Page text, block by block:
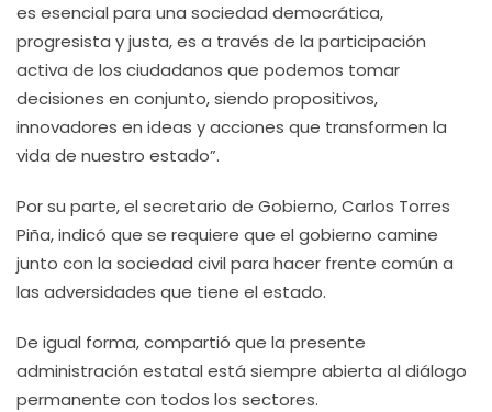
es esencial para una sociedad democrática,
progresista y justa, es a través de la participación
activa de los ciudadanos que podemos tomar
decisiones en conjunto, siendo propositivos,
innovadores en ideas y acciones que transformen la
vida de nuestro estado”.
Por su parte, el secretario de Gobierno, Carlos Torres
Piña, indicó que se requiere que el gobierno camine
junto con la sociedad civil para hacer frente común a
las adversidades que tiene el estado.
De igual forma, compartió que la presente
administración estatal está siempre abierta al diálogo
permanente con todos los sectores.